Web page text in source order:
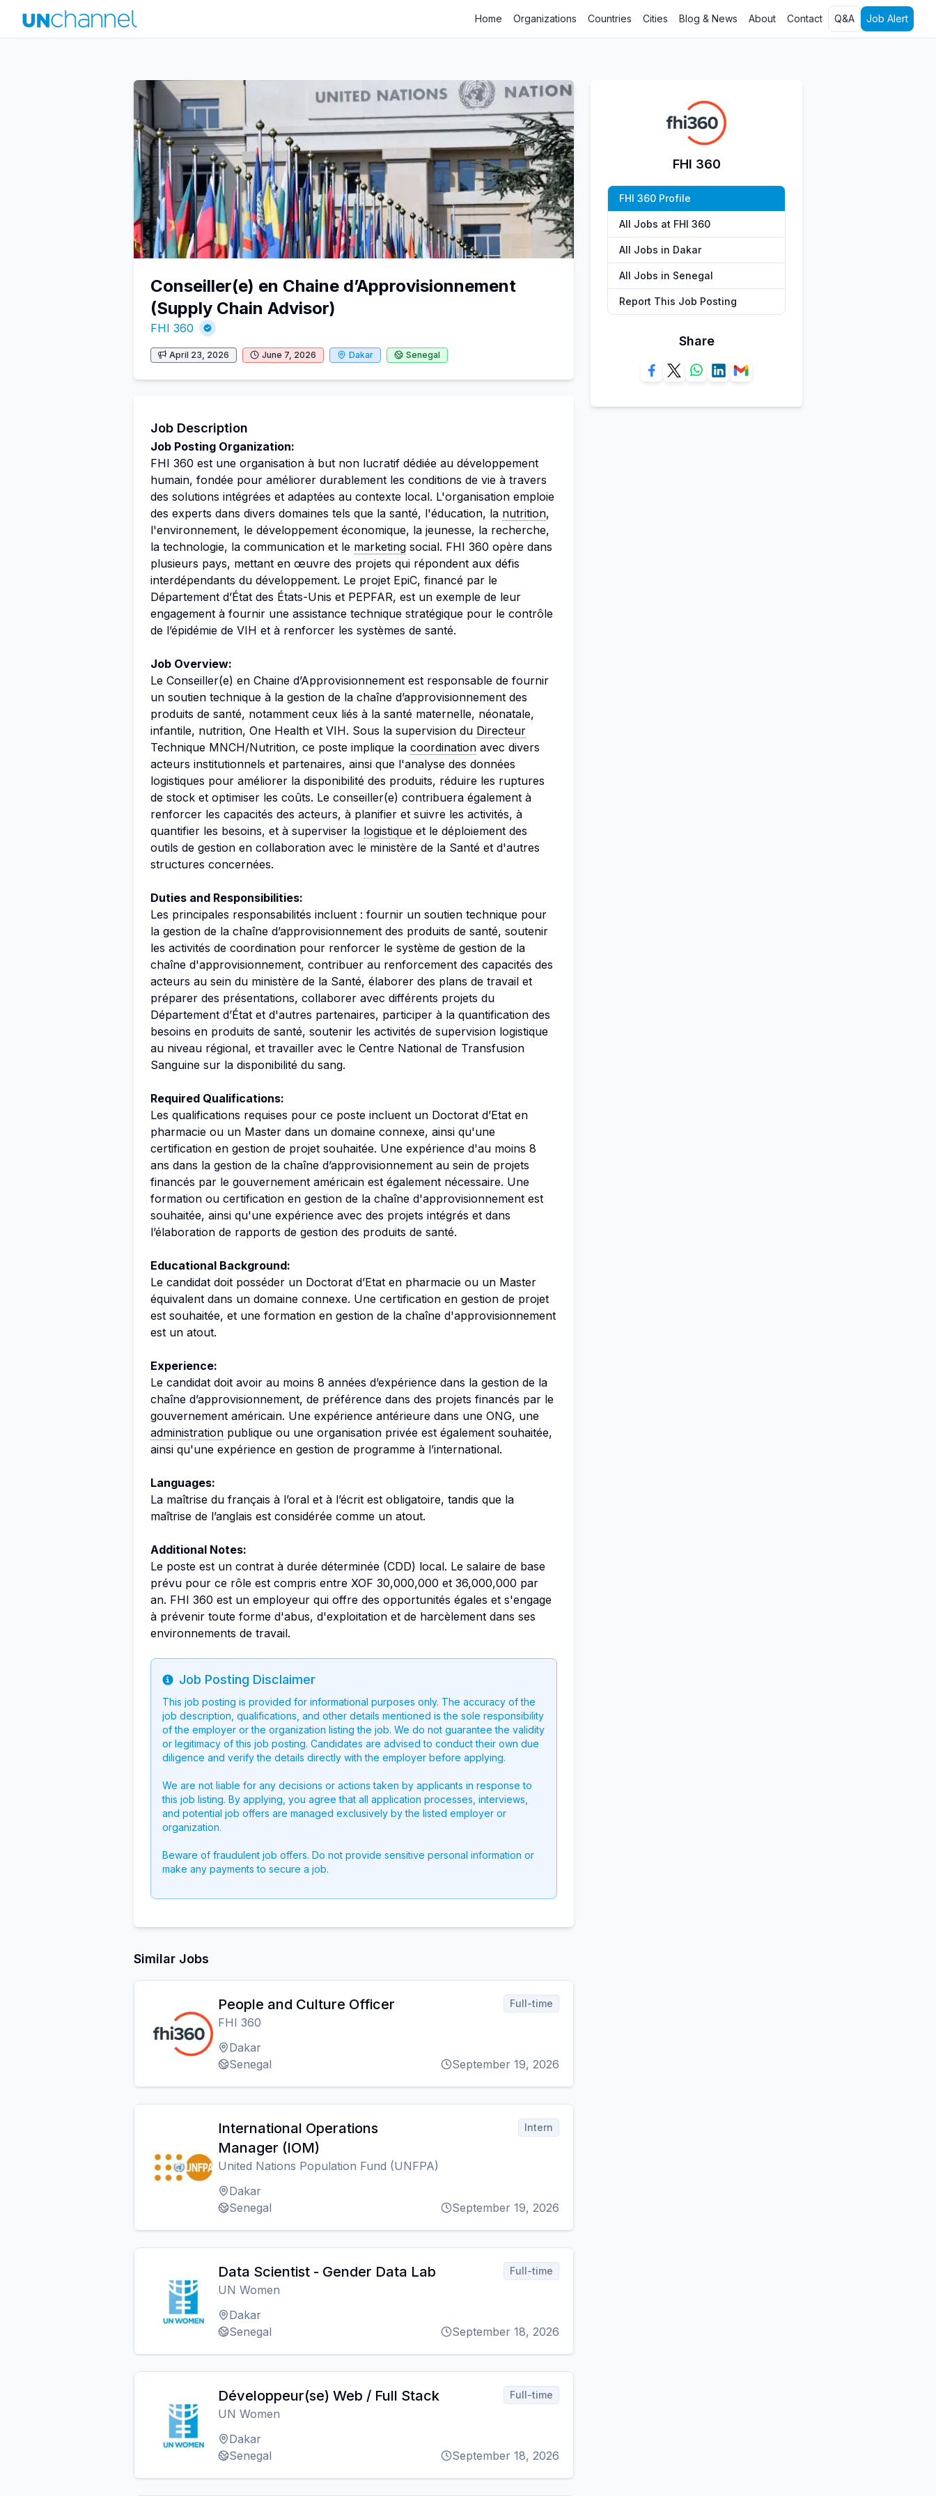
Home Organizations Countries Cities Blog & News About Contact Q&A Job Alert
Conseiller(e) en Chaine d’Approvisionnement
(Supply Chain Advisor)
FHI 360
April 23, 2026 June 7, 2026 Dakar Senegal
Job Description
Job Posting Organization:
FHI 360 est une organisation à but non lucratif dédiée au développement
humain, fondée pour améliorer durablement les conditions de vie à travers
des solutions intégrées et adaptées au contexte local. L'organisation emploie
des experts dans divers domaines tels que la santé, l'éducation, la nutrition,
l'environnement, le développement économique, la jeunesse, la recherche,
la technologie, la communication et le marketing social. FHI 360 opère dans
plusieurs pays, mettant en œuvre des projets qui répondent aux défis
interdépendants du développement. Le projet EpiC, financé par le
Département d’État des États-Unis et PEPFAR, est un exemple de leur
engagement à fournir une assistance technique stratégique pour le contrôle
de l’épidémie de VIH et à renforcer les systèmes de santé.
Job Overview:
Le Conseiller(e) en Chaine d’Approvisionnement est responsable de fournir
un soutien technique à la gestion de la chaîne d’approvisionnement des
produits de santé, notamment ceux liés à la santé maternelle, néonatale,
infantile, nutrition, One Health et VIH. Sous la supervision du Directeur
Technique MNCH/Nutrition, ce poste implique la coordination avec divers
acteurs institutionnels et partenaires, ainsi que l'analyse des données
logistiques pour améliorer la disponibilité des produits, réduire les ruptures
de stock et optimiser les coûts. Le conseiller(e) contribuera également à
renforcer les capacités des acteurs, à planifier et suivre les activités, à
quantifier les besoins, et à superviser la logistique et le déploiement des
outils de gestion en collaboration avec le ministère de la Santé et d'autres
structures concernées.
Duties and Responsibilities:
Les principales responsabilités incluent : fournir un soutien technique pour
la gestion de la chaîne d’approvisionnement des produits de santé, soutenir
les activités de coordination pour renforcer le système de gestion de la
chaîne d'approvisionnement, contribuer au renforcement des capacités des
acteurs au sein du ministère de la Santé, élaborer des plans de travail et
préparer des présentations, collaborer avec différents projets du
Département d’État et d'autres partenaires, participer à la quantification des
besoins en produits de santé, soutenir les activités de supervision logistique
au niveau régional, et travailler avec le Centre National de Transfusion
Sanguine sur la disponibilité du sang.
Required Qualifications:
Les qualifications requises pour ce poste incluent un Doctorat d’Etat en
pharmacie ou un Master dans un domaine connexe, ainsi qu'une
certification en gestion de projet souhaitée. Une expérience d'au moins 8
ans dans la gestion de la chaîne d’approvisionnement au sein de projets
financés par le gouvernement américain est également nécessaire. Une
formation ou certification en gestion de la chaîne d'approvisionnement est
souhaitée, ainsi qu'une expérience avec des projets intégrés et dans
l’élaboration de rapports de gestion des produits de santé.
Educational Background:
Le candidat doit posséder un Doctorat d’Etat en pharmacie ou un Master
équivalent dans un domaine connexe. Une certification en gestion de projet
est souhaitée, et une formation en gestion de la chaîne d'approvisionnement
est un atout.
Experience:
Le candidat doit avoir au moins 8 années d’expérience dans la gestion de la
chaîne d’approvisionnement, de préférence dans des projets financés par le
gouvernement américain. Une expérience antérieure dans une ONG, une
administration publique ou une organisation privée est également souhaitée,
ainsi qu'une expérience en gestion de programme à l’international.
Languages:
La maîtrise du français à l’oral et à l’écrit est obligatoire, tandis que la
maîtrise de l’anglais est considérée comme un atout.
Additional Notes:
Le poste est un contrat à durée déterminée (CDD) local. Le salaire de base
prévu pour ce rôle est compris entre XOF 30,000,000 et 36,000,000 par
an. FHI 360 est un employeur qui offre des opportunités égales et s'engage
à prévenir toute forme d'abus, d'exploitation et de harcèlement dans ses
environnements de travail.
Info
Job Posting Disclaimer
This job posting is provided for informational purposes only. The accuracy of the
job description, qualifications, and other details mentioned is the sole responsibility
of the employer or the organization listing the job. We do not guarantee the validity
or legitimacy of this job posting. Candidates are advised to conduct their own due
diligence and verify the details directly with the employer before applying.
We are not liable for any decisions or actions taken by applicants in response to
this job listing. By applying, you agree that all application processes, interviews,
and potential job offers are managed exclusively by the listed employer or
organization.
Beware of fraudulent job offers. Do not provide sensitive personal information or
make any payments to secure a job.
Similar Jobs
People and Culture Officer
FHI 360
Dakar
Senegal
Full-time
September 19, 2026
International Operations
Manager (IOM)
United Nations Population Fund (UNFPA)
Dakar
Senegal
Intern
September 19, 2026
Data Scientist - Gender Data Lab
UN Women
Dakar
Senegal
Full-time
September 18, 2026
Développeur(se) Web / Full Stack
UN Women
Dakar
Senegal
Full-time
September 18, 2026
FHI 360
FHI 360 Profile
All Jobs at FHI 360
All Jobs in Dakar
All Jobs in Senegal
Report This Job Posting
Share